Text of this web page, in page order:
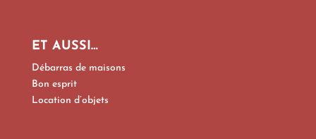
ET AUSSI…
Débarras de maisons
Bon esprit
Location d’objets